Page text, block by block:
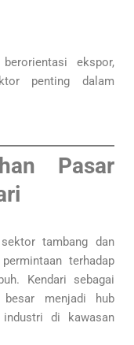
ekspor,
penting dalam
Pasar
tambang dan
terhadap
Kendari sebagai
menjadi hub
di kawasan